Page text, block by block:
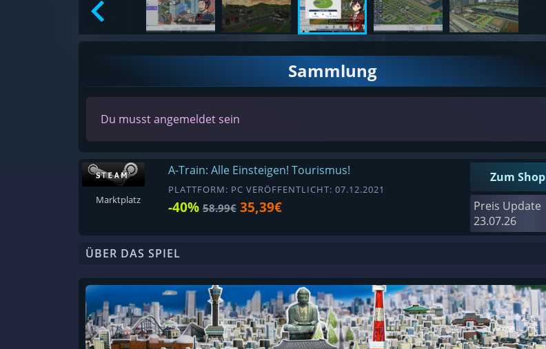
Sammlung
Du musst angemeldet sein
Marktplatz
A-Train: Alle Einsteigen! Tourismus!
PLATTFORM: PC VERÖFFENTLICHT: 07.12.2021
-40% 58.99€ 35,39€
Zum Shop
Preis Update
23.07.26
ÜBER DAS SPIEL